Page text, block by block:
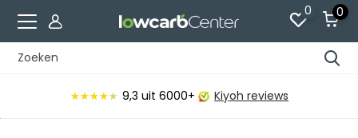
0 0
★★★★★
★★★★★ 9,3 uit 6000+ Kiyoh reviews